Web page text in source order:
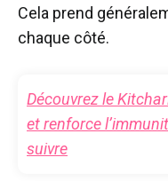
Cela prend
chaque côté.
Découvrez le
et renforce
suivre